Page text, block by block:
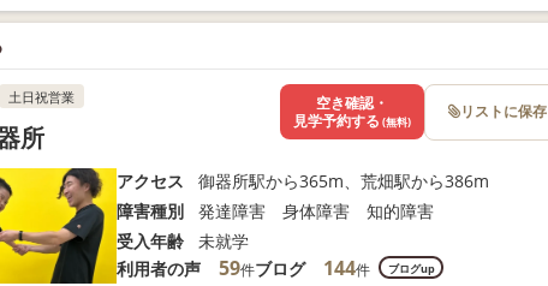
てお問い合わせください。
土日祝営業
所
アクセス
御器所駅から365m、荒畑駅から386m
障害種別
発達障害 身体障害 知的障害
受入年齢
未就学
利用者の声
59件ブログ 144件 ブログup
空き確認・
見学予約する (無料) リストに保存